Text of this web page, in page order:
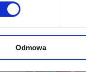
Odmowa